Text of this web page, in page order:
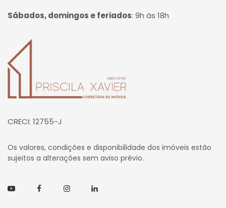
Sábados, domingos e feriados: 9h às 18h
Página inicial
CRECI: 12755-J
Os valores, condições e disponibilidade dos imóveis estão
sujeitos a alterações sem aviso prévio.
YoutubeFacebookInstagramLinkedin